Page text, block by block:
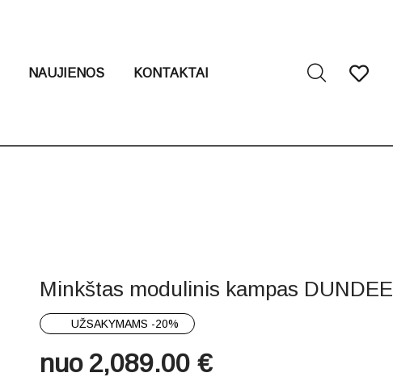
NAUJIENOS KONTAKTAI
Minkštas modulinis kampas DUNDEE
UŽSAKYMAMS -20%
nuo 2,089.00 €